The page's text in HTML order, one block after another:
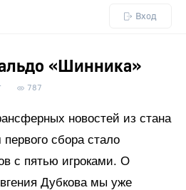
Вход
«Шинника»
787
новостей из стана
сбора стало
с пятью игроками. О
Дубкова мы уже